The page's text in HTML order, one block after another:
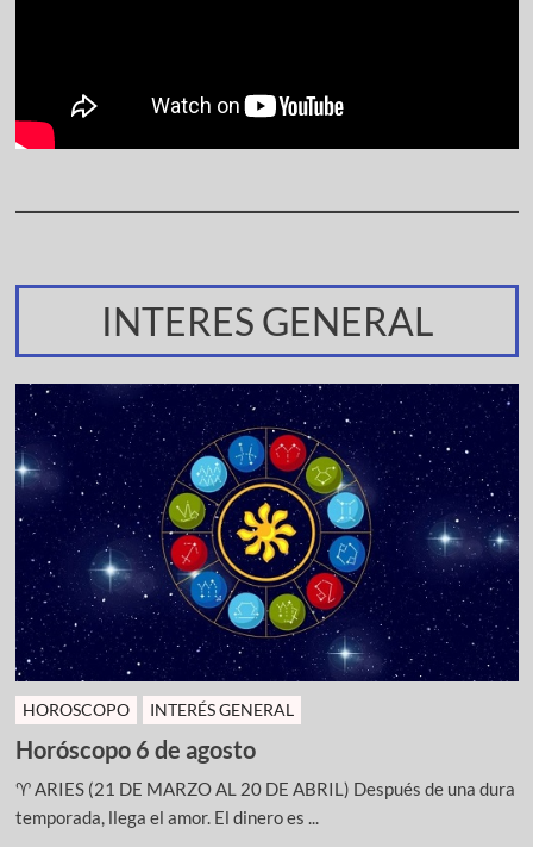
INTERES GENERAL
HOROSCOPO INTERÉS GENERAL
Horóscopo 6 de agosto
♈ ARIES (21 DE MARZO AL 20 DE ABRIL) Después de una dura
temporada, llega el amor. El dinero es ...